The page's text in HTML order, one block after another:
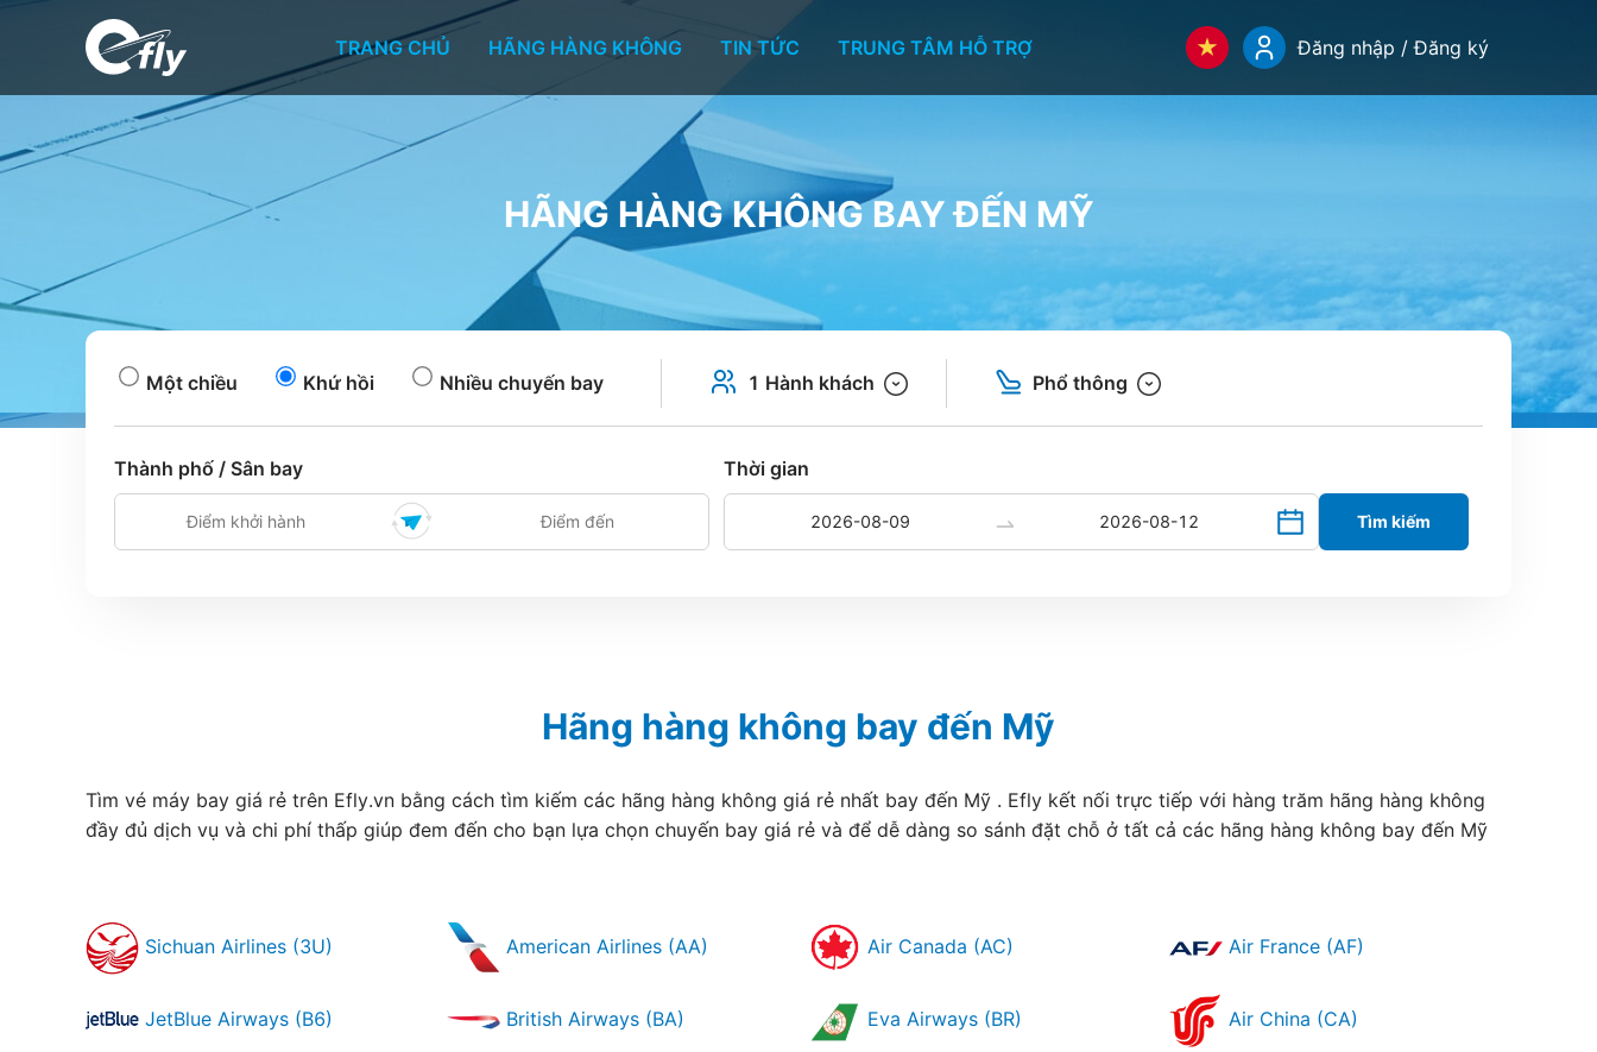
TRANG CHỦ HÃNG HÀNG KHÔNG TIN TỨC TRUNG TÂM HỖ TRỢ Đăng nhập / Đăng ký
HÃNG HÀNG KHÔNG BAY ĐẾN MỸ
Một chiều Khứ hồi Nhiều chuyến bay 1 Hành khách Phổ thông
Thành phố / Sân bay Thời gian
Tìm kiếm
Hãng hàng không bay đến Mỹ
Tìm vé máy bay giá rẻ trên Efly.vn bằng cách tìm kiếm các hãng hàng không giá rẻ nhất bay đến Mỹ . Efly kết nối trực tiếp với hàng trăm hãng hàng không
đầy đủ dịch vụ và chi phí thấp giúp đem đến cho bạn lựa chọn chuyến bay giá rẻ và để dễ dàng so sánh đặt chỗ ở tất cả các hãng hàng không bay đến Mỹ
Sichuan Airlines (3U) American Airlines (AA) Air Canada (AC) Air France (AF)
JetBlue Airways (B6) British Airways (BA) Eva Airways (BR) Air China (CA)